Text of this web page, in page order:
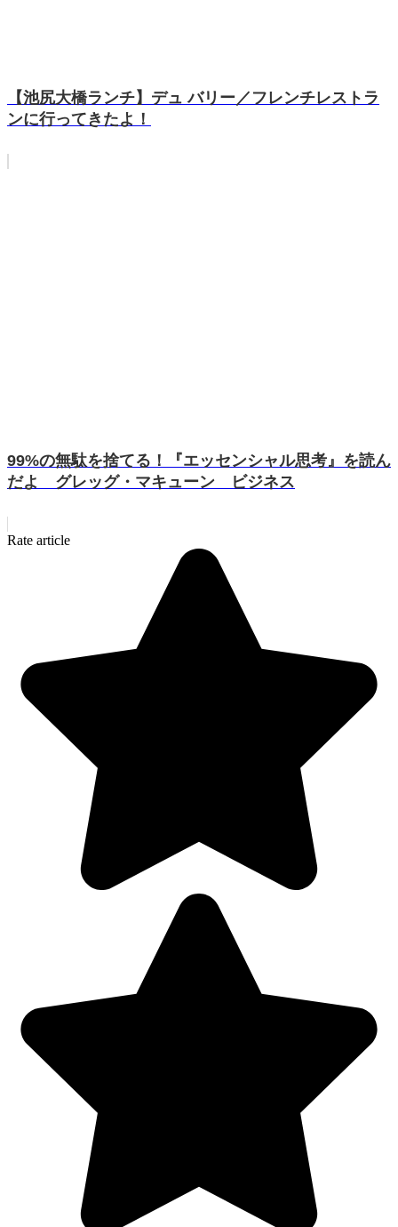
【池尻大橋ランチ】デュ バリー／フレンチレストラ
ンに行ってきたよ！
99%の無駄を捨てる！『エッセンシャル思考』を読ん
だよ グレッグ・マキューン ビジネス
Rate article